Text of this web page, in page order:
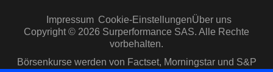
Impressum Cookie-EinstellungenÜber uns
Copyright © 2026 Surperformance SAS. Alle Rechte
vorbehalten.
Börsenkurse werden von Factset, Morningstar und S&P